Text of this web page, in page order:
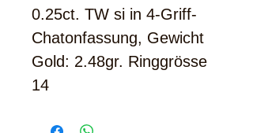
0.25ct. TW si in 4-Griff-
Chatonfassung, Gewicht
Gold: 2.48gr. Ringgrösse
14